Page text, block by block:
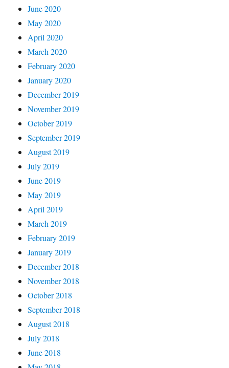
June 2020
May 2020
April 2020
March 2020
February 2020
January 2020
December 2019
November 2019
October 2019
September 2019
August 2019
July 2019
June 2019
May 2019
April 2019
March 2019
February 2019
January 2019
December 2018
November 2018
October 2018
September 2018
August 2018
July 2018
June 2018